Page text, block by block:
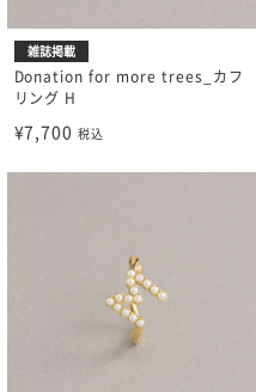
雑誌掲載
Donation for more trees_カフ
リング H
¥7,700税込